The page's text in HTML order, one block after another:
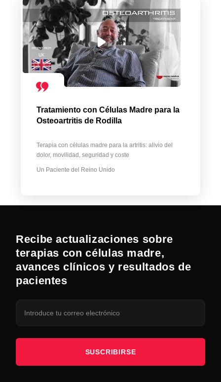
Tratamiento con Células Madre para la
Osteoartritis de Rodilla
Terapia con células madre para la artritis: alivio del
dolor, movilidad, seguridad y coste
Un Paciente del Reino Unido
Recibe actualizaciones sobre
terapias con células madre,
avances clínicos y resultados de
pacientes
SUSCRIBIRSE